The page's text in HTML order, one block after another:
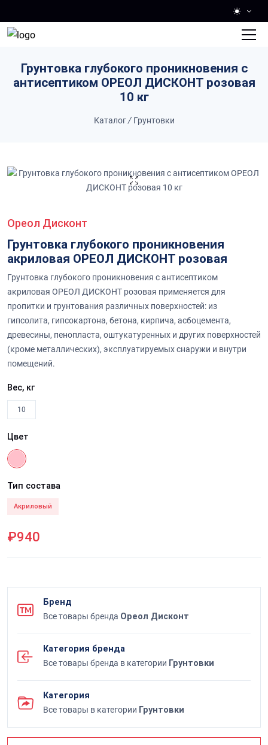
Грунтовка глубокого проникновения с
антисептиком ОРЕОЛ ДИСКОНТ розовая
10 кг
Каталог/ Грунтовки
Ореол Дисконт
Грунтовка глубокого проникновения
акриловая ОРЕОЛ ДИСКОНТ розовая
Грунтовка глубокого проникновения с антисептиком
акриловая ОРЕОЛ ДИСКОНТ розовая применяется для
пропитки и грунтования различных поверхностей: из
гипсолита, гипсокартона, бетона, кирпича, асбоцемента,
древесины, пенопласта, оштукатуренных и других поверхностей
(кроме металлических), эксплуатируемых снаружи и внутри
помещений.
Вес, кг
10
Цвет
Тип состава
Акриловый
₽940
Бренд
Все товары бренда Ореол Дисконт
Категория бренда
Все товары бренда в категории Грунтовки
Категория
Все товары в категории Грунтовки